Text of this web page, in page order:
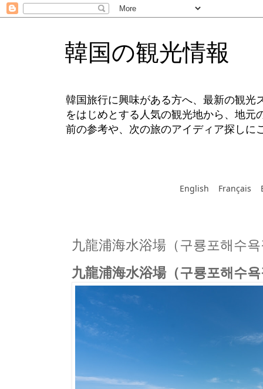
韓国の観光情報
韓国旅行に興味がある方へ、最新の観光
をはじめとする人気の観光地から、地
前の参考や、次の旅のアイディア探しに
English Français
九龍浦海水浴場（구룡포해수
九龍浦海水浴場（구룡포해수